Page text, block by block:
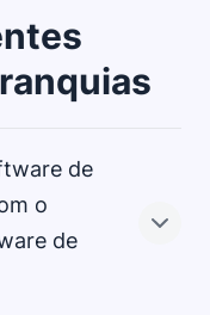
de
o
de